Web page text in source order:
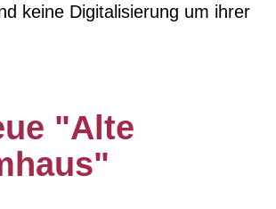
keine Digitalisierung um ihrer
"Alte